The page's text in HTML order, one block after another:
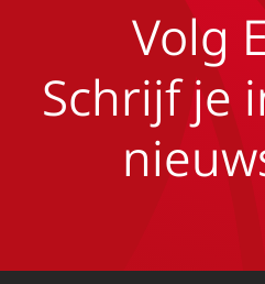
Volg
Schrijf je